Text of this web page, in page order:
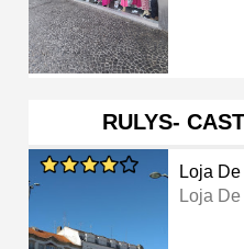
RULYS-
Loja
Loja